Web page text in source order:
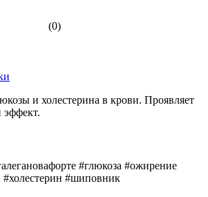
(0)
и холестерина в крови. Проявляет
эффект.
#глюкоза #ожирение
#холестерин #шиповник